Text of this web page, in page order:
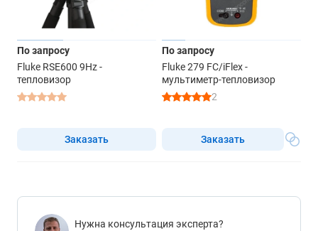
По запросу
Fluke RSE600 9Hz -
тепловизор
Заказать
По запросу
Fluke 279 FC/iFlex -
мультиметр-тепловизор
2
Заказать
Нужна консультация эксперта?